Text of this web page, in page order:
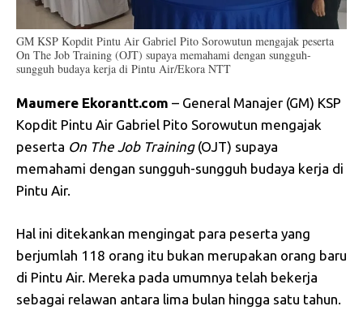
GM KSP Kopdit Pintu Air Gabriel Pito Sorowutun mengajak peserta
On The Job Training (OJT) supaya memahami dengan sungguh-
sungguh budaya kerja di Pintu Air/Ekora NTT
Maumere Ekorantt.com – General Manajer (GM) KSP
Kopdit Pintu Air Gabriel Pito Sorowutun mengajak
peserta On The Job Training(OJT) supaya
memahami dengan sungguh-sungguh budaya kerja di
Pintu Air.
Hal ini ditekankan mengingat para peserta yang
berjumlah 118 orang itu bukan merupakan orang baru
di Pintu Air. Mereka pada umumnya telah bekerja
sebagai relawan antara lima bulan hingga satu tahun.